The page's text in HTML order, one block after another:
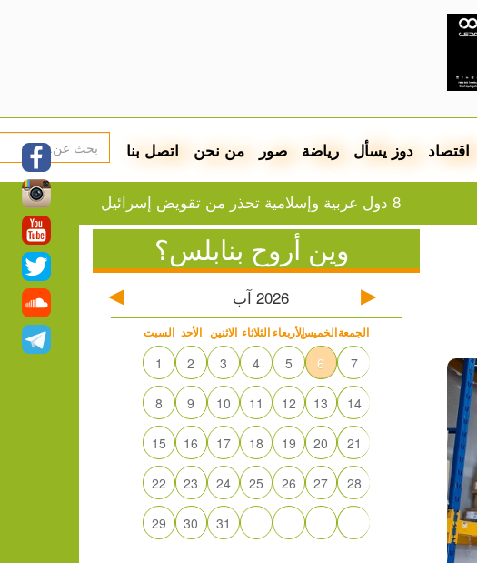
اقتصاد دوز يسأل رياضة صور من نحن اتصل بنا
وين أروح بنابلس؟
2026 آب
السبت الأحد الاثنين الثلاثاء الأربعاءالخميسالجمعة
1 2 3 4 5 6 7
8 9 10 11 12 13 14
15 16 17 18 19 20 21
22 23 24 25 26 27 28
29 30 31